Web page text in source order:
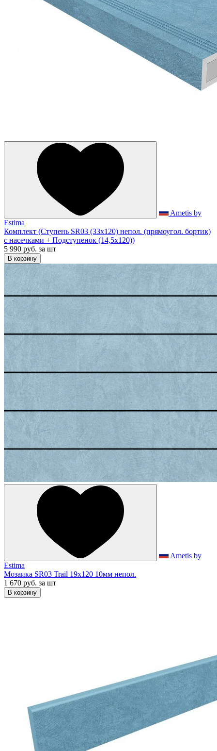
Ametis by
Estima
Комплект (Ступень SR03 (33x120) непол. (прямоугол. бортик)
с насечками + Подступенок (14,5x120))
5 990 руб. за шт
В корзину
Ametis by
Estima
Мозаика SR03 Trail 19x120 10мм непол.
1 670 руб. за шт
В корзину